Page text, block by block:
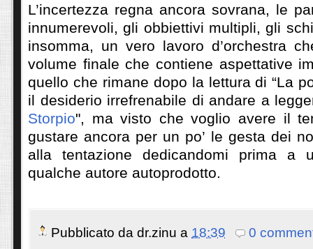
L’incertezza regna ancora sovrana, le
innumerevoli, gli obbiettivi multipli, gli
insomma, un vero lavoro d’orchestra
volume finale che contiene aspettative
quello che rimane dopo la lettura di “La
il desiderio irrefrenabile di andare a
Storpio", ma visto che voglio avere il
gustare ancora per un po’ le gesta dei
alla tentazione dedicandomi prima a
qualche autore autoprodotto.
Pubblicato da dr.zinu a 18:39
0